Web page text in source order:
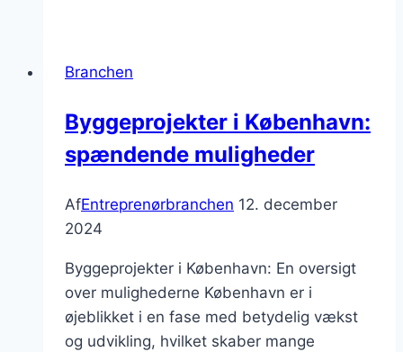
Branchen
Byggeprojekter i København:
spændende muligheder
AfEntreprenørbranchen 12. december
2024
Byggeprojekter i København: En oversigt
over mulighederne København er i
øjeblikket i en fase med betydelig vækst
og udvikling, hvilket skaber mange